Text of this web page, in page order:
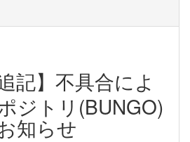
記】不具合によ
ジトリ(BUNGO)
知らせ